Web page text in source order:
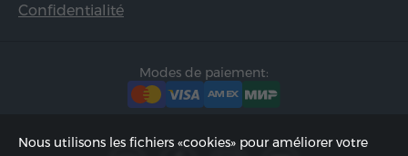
Confidentialité
Modes de paiement:
Nous utilisons les fichiers «cookies» pour améliorer votre